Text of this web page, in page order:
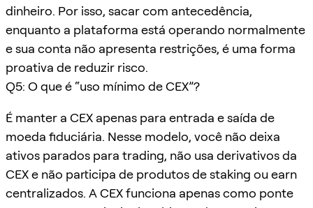
dinheiro. Por isso, sacar com antecedência,
enquanto a plataforma está operando normalmente
e sua conta não apresenta restrições, é uma forma
proativa de reduzir risco.
Q5: O que é “uso mínimo de CEX”?
É manter a CEX apenas para entrada e saída de
moeda fiduciária. Nesse modelo, você não deixa
ativos parados para trading, não usa derivativos da
CEX e não participa de produtos de staking ou earn
centralizados. A CEX funciona apenas como ponte